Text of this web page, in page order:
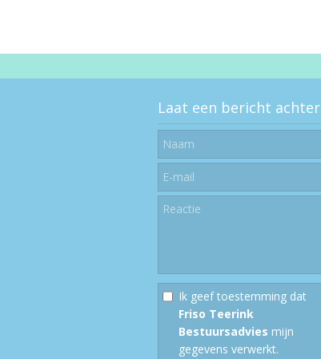
Laat een bericht achter
Ik geef toestemming dat
Friso Teerink
Bestuursadvies mijn
gegevens verwerkt.